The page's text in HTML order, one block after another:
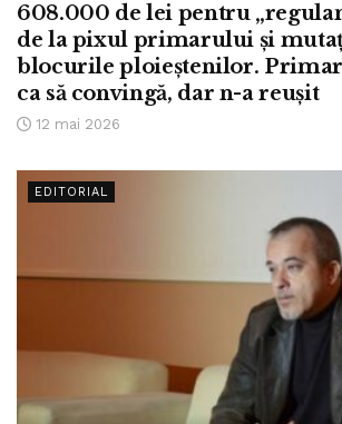
608.000 de lei pentru
de la pixul primarului și
blocurile ploieștenilor.
ca să convingă, dar n-a reușit
12 mai 2026
EDITORIAL